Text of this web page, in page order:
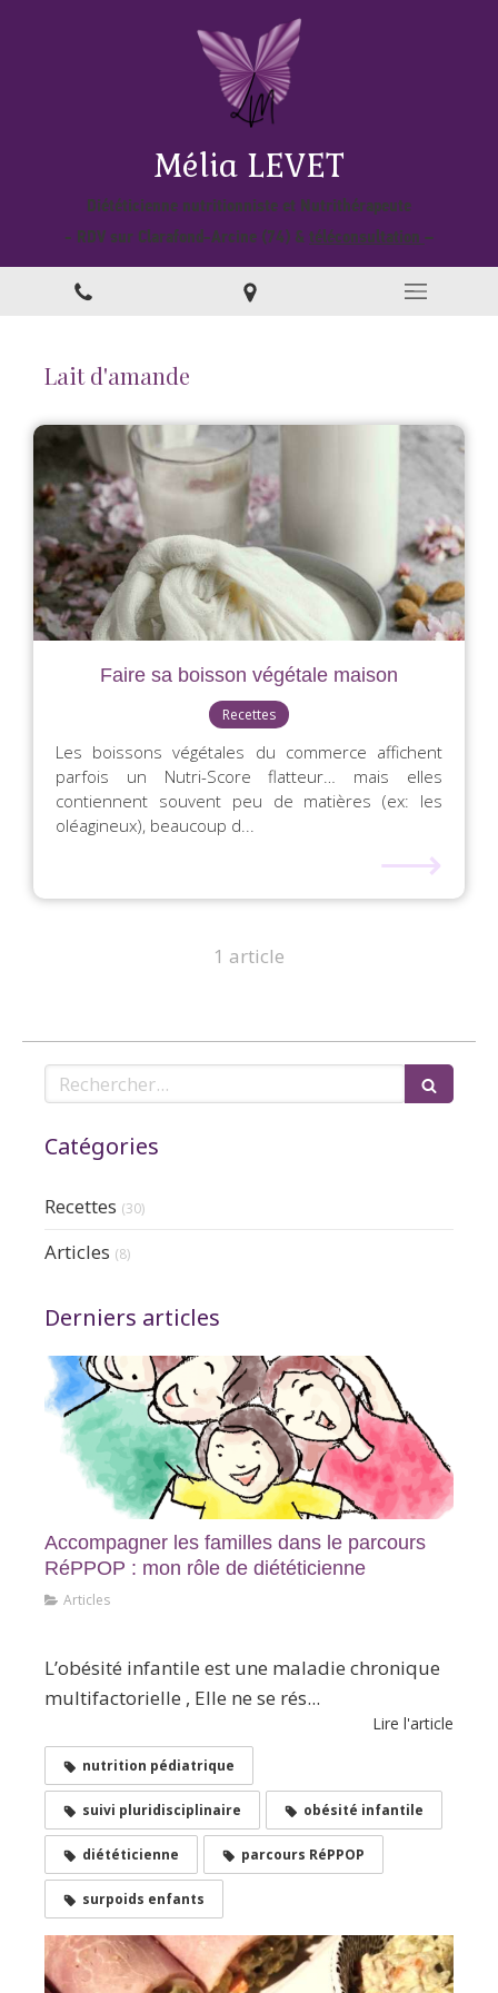
Mélia LEVET
Diététicienne nutritionniste et Nutrithérapeute
- RDV sur Clarafond-Arcine (74) & téléconsultation –
Lait d'amande
Faire sa boisson végétale maison
Recettes
Les boissons végétales du commerce affichent
parfois un Nutri-Score flatteur… mais elles
contiennent souvent peu de matières (ex: les
oléagineux), beaucoup d...
⟶
1 article
Rechercher
Catégories
Recettes (30)
Articles (8)
Derniers articles
Accompagner les familles dans le parcours
RéPPOP : mon rôle de diététicienne
Articles
L’obésité infantile est une maladie chronique
multifactorielle , Elle ne se rés...
Lire l'article
nutrition pédiatrique
suivi pluridisciplinaire obésité infantile
diététicienne parcours RéPPOP
surpoids enfants